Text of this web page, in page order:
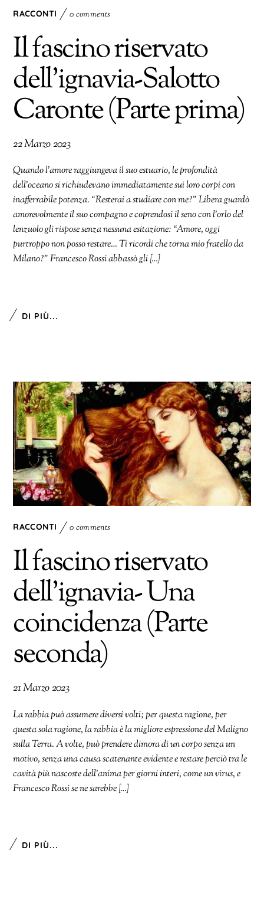
RACCONTI 0 comments
Il fascino riservato
dell’ignavia-Salotto
Caronte (Parte prima)
22 Marzo 2023
Quando l’amore raggiungeva il suo estuario, le profondità
dell’oceano si richiudevano immediatamente sui loro corpi con
inafferrabile potenza. “Resterai a studiare con me?” Libera guardò
amorevolmente il suo compagno e coprendosi il seno con l’orlo del
lenzuolo gli rispose senza nessuna esitazione: “Amore, oggi
purtroppo non posso restare… Ti ricordi che torna mio fratello da
Milano?” Francesco Rossi abbassò gli […]
DI PIÙ...
RACCONTI 0 comments
Il fascino riservato
dell’ignavia- Una
coincidenza (Parte
seconda)
21 Marzo 2023
La rabbia può assumere diversi volti; per questa ragione, per
questa sola ragione, la rabbia è la migliore espressione del Maligno
sulla Terra. A volte, può prendere dimora di un corpo senza un
motivo, senza una causa scatenante evidente e restare perciò tra le
cavità più nascoste dell’anima per giorni interi, come un virus, e
Francesco Rossi se ne sarebbe […]
DI PIÙ...